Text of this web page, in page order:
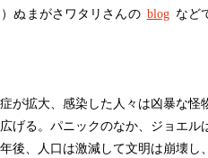
）ぬまがさワタリさんの blog など
が拡大、感染した人々は凶暴な怪
げる。パニックのなか、ジョエル
後、人口は激減して文明は崩壊し、